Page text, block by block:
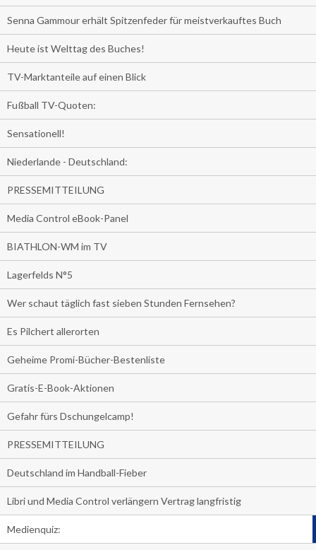
Senna Gammour erhält Spitzenfeder für meistverkauftes Buch
Heute ist Welttag des Buches!
TV-Marktanteile auf einen Blick
Fußball TV-Quoten:
Sensationell!
Niederlande - Deutschland:
PRESSEMITTEILUNG
Media Control eBook-Panel
BIATHLON-WM im TV
Lagerfelds N°5
Wer schaut täglich fast sieben Stunden Fernsehen?
Es Pilchert allerorten
Geheime Promi-Bücher-Bestenliste
Gratis-E-Book-Aktionen
Gefahr fürs Dschungelcamp!
PRESSEMITTEILUNG
Deutschland im Handball-Fieber
Libri und Media Control verlängern Vertrag langfristig
Medienquiz: